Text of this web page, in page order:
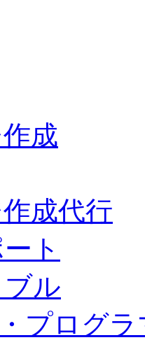
成
成代行
ト
ル
プログラ